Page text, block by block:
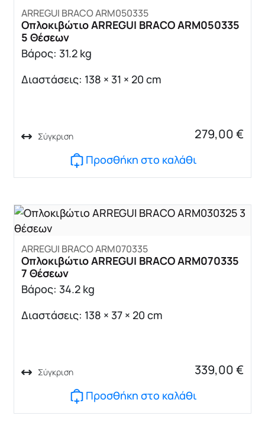
ARREGUI BRACO ARM050335
Οπλοκιβώτιο ARREGUI BRACO ARM050335
5 Θέσεων
Βάρος: 31.2 kg
Διαστάσεις: 138 × 31 × 20 cm
Σύγκριση 279,00€
Προσθήκη στο καλάθι
ARREGUI BRACO ARM070335
Οπλοκιβώτιο ARREGUI BRACO ARM070335
7 Θέσεων
Βάρος: 34.2 kg
Διαστάσεις: 138 × 37 × 20 cm
Σύγκριση 339,00€
Προσθήκη στο καλάθι